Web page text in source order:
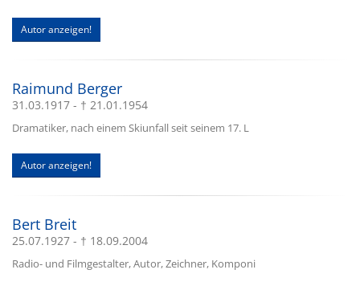
Autor anzeigen!
Raimund Berger
31.03.1917 - † 21.01.1954
Dramatiker, nach einem Skiunfall seit seinem 17. L
Autor anzeigen!
Bert Breit
25.07.1927 - † 18.09.2004
Radio- und Filmgestalter, Autor, Zeichner, Komponi